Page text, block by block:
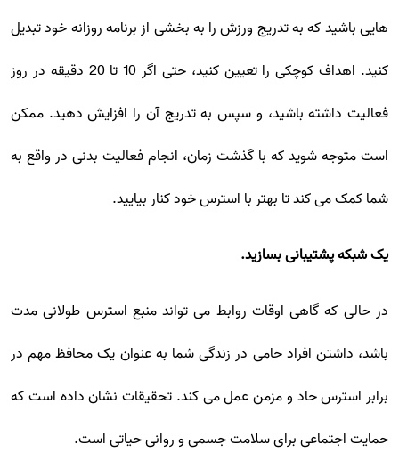
هایی باشید که به تدریج ورزش را به بخشی از برنامه روزانه خود تبدیل
کنید. اهداف کوچکی را تعیین کنید، حتی اگر 10 تا 20 دقیقه در روز
فعالیت داشته باشید، و سپس به تدریج آن را افزایش دهید. ممکن
است متوجه شوید که با گذشت زمان، انجام فعالیت بدنی در واقع به
شما کمک می کند تا بهتر با استرس خود کنار بیایید.
یک شبکه پشتیبانی بسازید.
در حالی که گاهی اوقات روابط می تواند منبع استرس طولانی مدت
باشد، داشتن افراد حامی در زندگی شما به عنوان یک محافظ مهم در
برابر استرس حاد و مزمن عمل می کند. تحقیقات نشان داده است که
حمایت اجتماعی برای سلامت جسمی و روانی حیاتی است.